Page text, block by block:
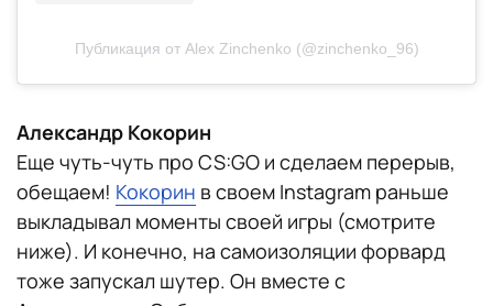
Публикация от Alex Zinchenko (@zinchenko_96)
Александр Кокорин
Еще чуть-чуть про CS:GO и сделаем перерыв,
обещаем! Кокорин в своем Instagram раньше
выкладывал моменты своей игры (смотрите
ниже). И конечно, на самоизоляции форвард
тоже запускал шутер. Он вместе с